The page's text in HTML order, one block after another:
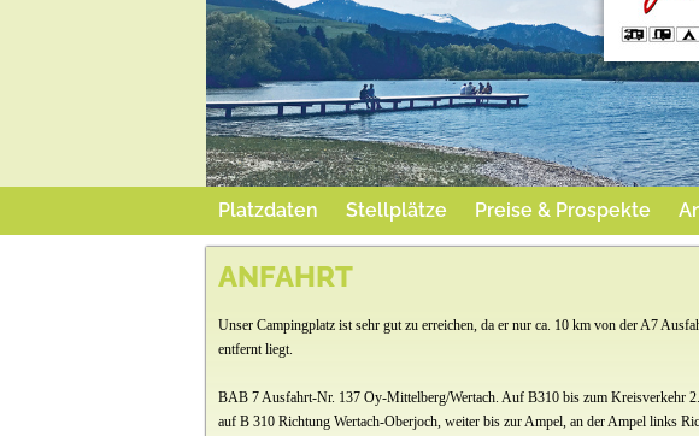
Platzdaten Stellplätze Preise & Prospekte
ANFAHRT
Unser Campingplatz ist sehr gut zu erreichen, da er nur ca. 10 km von der A7
entfernt liegt.
BAB 7 Ausfahrt-Nr. 137 Oy-Mittelberg/Wertach. Auf B310 bis zum Kreisverkehr
auf B 310 Richtung Wertach-Oberjoch, weiter bis zur Ampel, an der Ampel links